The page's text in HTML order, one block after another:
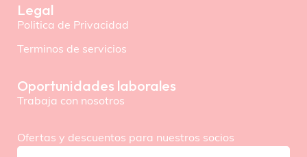
Legal
Politica de Privacidad
Terminos de servicios
Oportunidades laborales
Trabaja con nosotros
Ofertas y descuentos para nuestros socios